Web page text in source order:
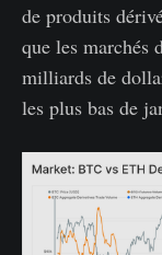
de produits
que les marchés
milliards de
les plus bas de